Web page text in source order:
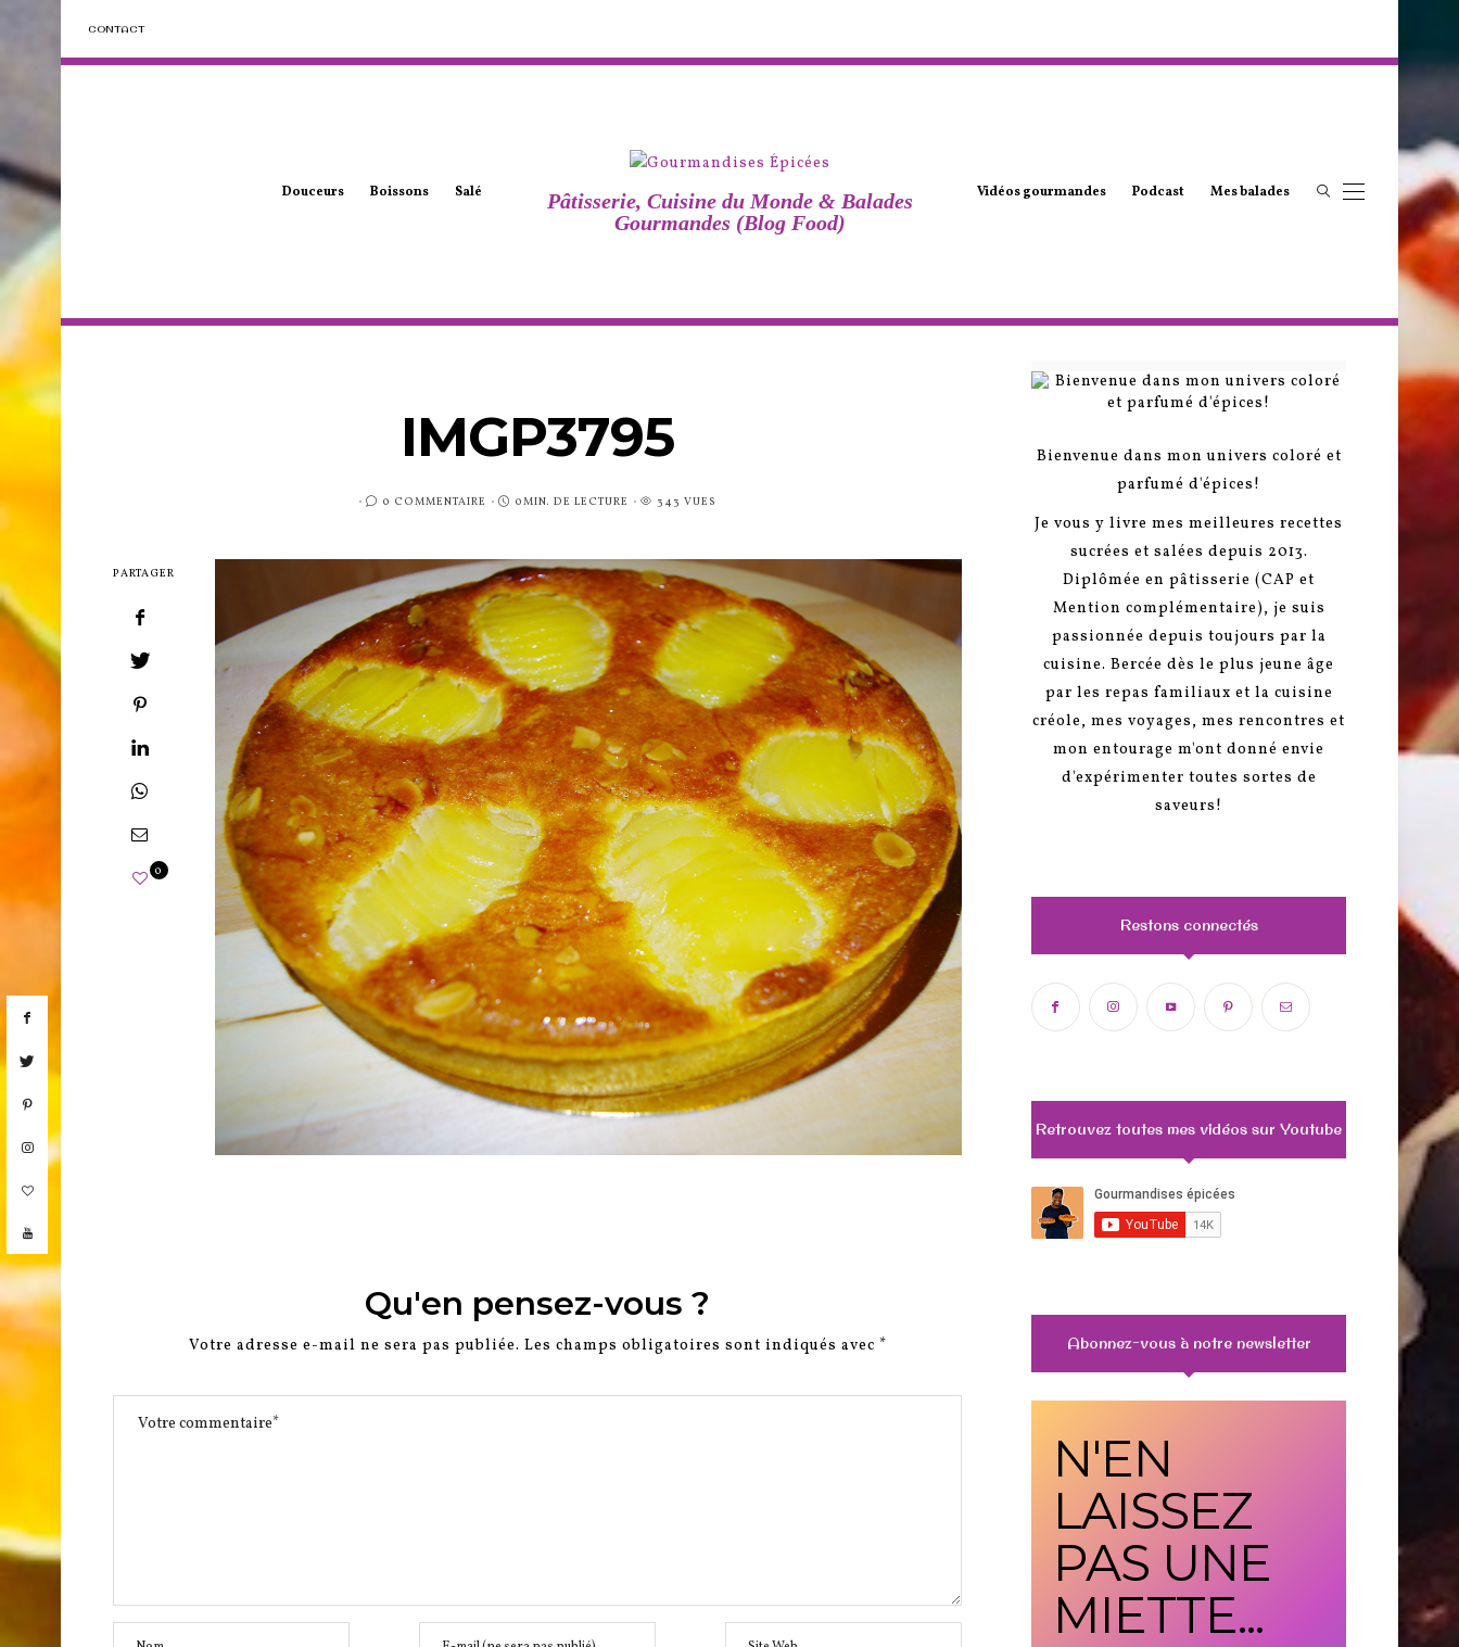
CONTACT
Douceurs Boissons Salé
Pâtisserie, Cuisine du Monde & Balades
Gourmandes (Blog Food)
Vidéos gourmandes Podcast Mes balades
IMGP3795
PUBLIÉ0 COMMENTAIRE 0MIN. DE LECTURE 343 VUES
PARTAGER
0
Qu'en pensez-vous ?
Votre adresse e-mail ne sera pas publiée. Les champs obligatoires sont indiqués avec *
Bienvenue dans mon univers coloré et
parfumé d'épices!
Je vous y livre mes meilleures recettes
sucrées et salées depuis 2013.
Diplômée en pâtisserie (CAP et
Mention complémentaire), je suis
passionnée depuis toujours par la
cuisine. Bercée dès le plus jeune âge
par les repas familiaux et la cuisine
créole, mes voyages, mes rencontres et
mon entourage m'ont donné envie
d'expérimenter toutes sortes de
saveurs!
Restons connectés
Retrouvez toutes mes vidéos sur Youtube
Abonnez-vous à notre newsletter
N'EN
LAISSEZ
PAS UNE
MIETTE...